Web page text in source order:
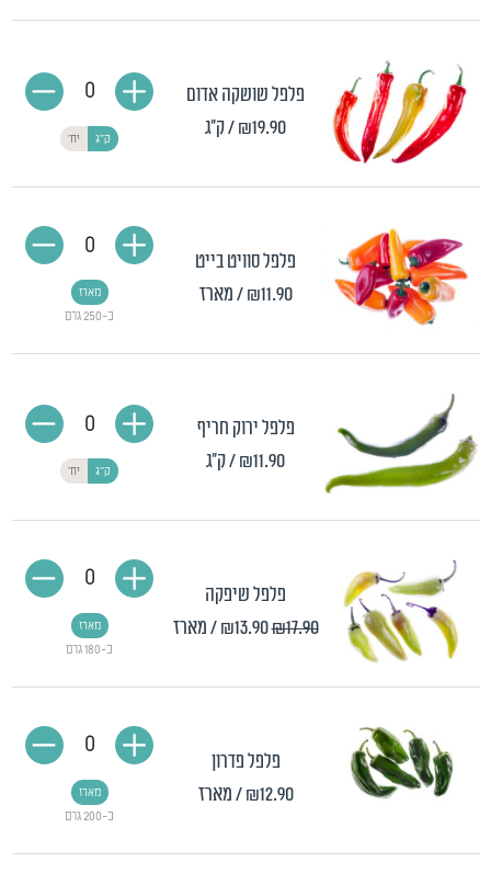
פלפל שושקה אדום
₪19.90/ ק"ג ק"ג יח'
0
פלפל סוויט בייט
₪11.90 / מארז
כ-250 גרם
מארז
0
פלפל ירוק חריף
₪11.90/ ק"ג ק"ג יח'
0
פלפל שיפקה
₪17.90
₪13.90 / מארז
כ-180 גרם
מארז
0
פלפל פדרון
₪12.90 / מארז
כ-200 גרם
מארז
0